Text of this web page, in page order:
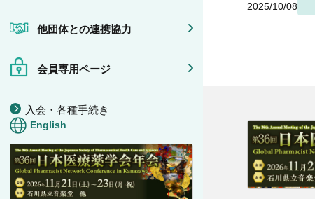
他団体との連携協力
会員専用ページ
入会・各種手続き
English
2025/10/08